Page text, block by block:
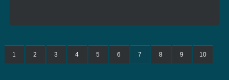
1 2 3 4 5 6 7 8 9 10